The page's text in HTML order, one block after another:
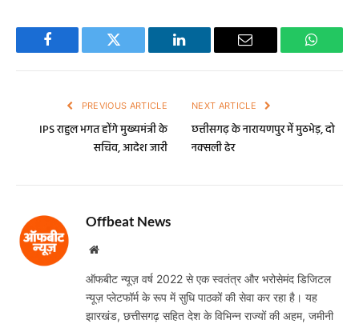
Facebook Twitter LinkedIn Email
PREVIOUS ARTICLE
IPS राहुल भगत होंगे मुख्यमंत्री के
सचिव, आदेश जारी
NEXT ARTICLE
छत्तीसगढ़ के नारायणपुर में मुठभेड़, दो
नक्सली ढेर
Offbeat News
Website
ऑफबीट न्यूज़ वर्ष 2022 से एक स्वतंत्र और भरोसेमंद डिजिटल
न्यूज़ प्लेटफॉर्म के रूप में सुधि पाठकों की सेवा कर रहा है। यह
झारखंड, छत्तीसगढ़ सहित देश के विभिन्न राज्यों की अहम, जमीनी